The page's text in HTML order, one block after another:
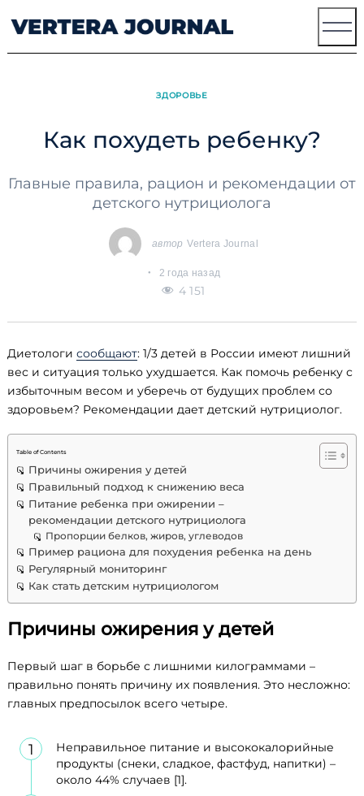
ЗДОРОВЬЕ
Как похудеть ребенку?
Главные правила, рацион и рекомендации от
детского нутрициолога
автор Vertera Journal
2 года назад
4 151
Диетологи сообщают: 1/3 детей в России имеют лишний
вес и ситуация только ухудшается. Как помочь ребенку с
избыточным весом и уберечь от будущих проблем со
здоровьем? Рекомендации дает детский нутрициолог.
Table of Contents
Причины ожирения у детей
Правильный подход к снижению веса
Питание ребенка при ожирении –
рекомендации детского нутрициолога
Пропорции белков, жиров, углеводов
Пример рациона для похудения ребенка на день
Регулярный мониторинг
Как стать детским нутрициологом
Причины ожирения у детей
Первый шаг в борьбе с лишними килограммами –
правильно понять причину их появления. Это несложно:
главных предпосылок всего четыре.
Неправильное питание и высококалорийные
продукты (снеки, сладкое, фастфуд, напитки) –
около 44% случаев [1].